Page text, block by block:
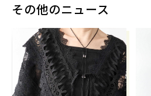
その他のニュース